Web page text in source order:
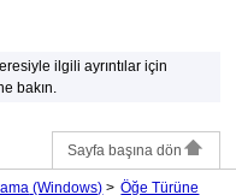
ilgili ayrıntılar için
bakın.
Sayfa başına dön
(Windows) Öğe Türüne